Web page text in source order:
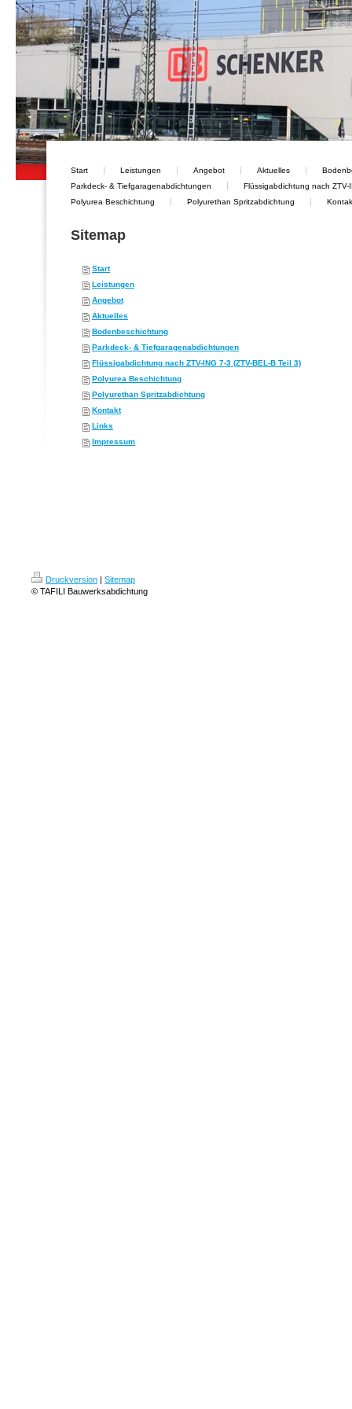
Start Leistungen Angebot Aktuelles
Parkdeck- & Tiefgaragenabdichtungen
Flüssigabdichtung nach ZTV-
Polyurea Beschichtung
Polyurethan Spritzabdichtung
Sitemap
Start
Leistungen
Angebot
Aktuelles
Bodenbeschichtung
Parkdeck- & Tiefgaragenabdichtungen
Flüssigabdichtung nach ZTV-ING 7-3 (ZTV-BEL-B Teil 3)
Polyurea Beschichtung
Polyurethan Spritzabdichtung
Kontakt
Links
Impressum
Druckversion | Sitemap
© TAFILI Bauwerksabdichtung